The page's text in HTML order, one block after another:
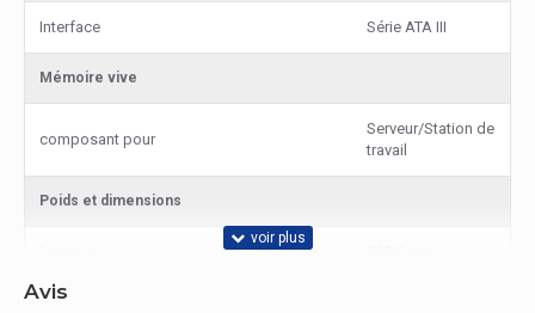
Interface Série ATA III
Mémoire vive
composant pour
Serveur/Station de
travail
Poids et dimensions
Profondeur
Avis